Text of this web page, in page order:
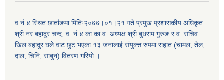
व.नं.४ स्थित छार्ताङमा मितिः२०७७।०१।२१ गते प्रमुख प्रशासकीय अधिकृत
श्री नर बहादुर चन्द, व. नं.४ का का.व. अध्यक्ष श्री बुधराम गुरुङ र व. सचिव
खिल बहादुर घले वाट छुट भएका १३ जनालाई संयुक्त्त रुपमा राहात (चामल, तेल,
दाल, चिनि, साबुन) वितरण गरियो ।